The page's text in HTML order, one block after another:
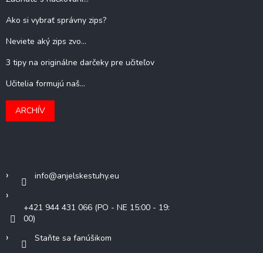
Ako si vybrať správny zips?
Neviete aký zips zvo...
3 tipy na originálne darčeky pre učiteľov
Učitelia formujú naš...
ARCHÍV
info@anjelskestuhy.eu
+421 944 431 066 (PO - NE 15:00 - 19:
00)
Staňte sa fanúšikom